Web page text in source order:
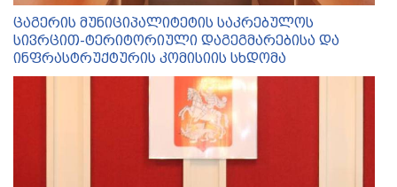
ცაგერის მუნიციპალიტეტის საკრებულოს
სივრცით-ტერიტორიული დაგეგმარებისა და
ინფრასტრუქტურის კომისიის სხდომა